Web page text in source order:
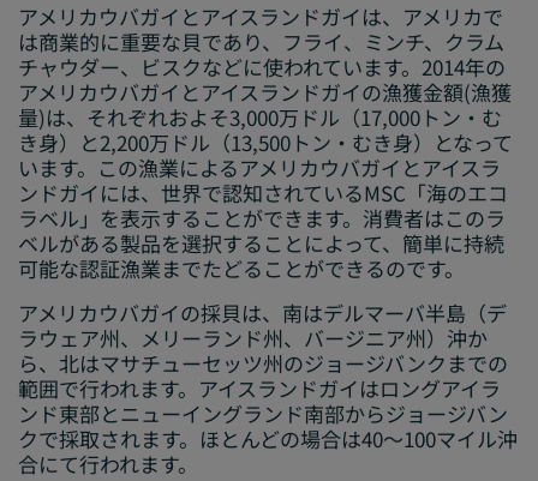
アメリカウバガイとアイスランドガイは、アメリカで
は商業的に重要な貝であり、フライ、ミンチ、クラム
チャウダー、ビスクなどに使われています。2014年の
アメリカウバガイとアイスランドガイの漁獲金額(漁獲
量)は、それぞれおよそ3,000万ドル（17,000トン・む
き身）と2,200万ドル（13,500トン・むき身）となって
います。この漁業によるアメリカウバガイとアイスラ
ンドガイには、世界で認知されているMSC「海のエコ
ラベル」を表示することができます。消費者はこのラ
ベルがある製品を選択することによって、簡単に持続
可能な認証漁業までたどることができるのです。
アメリカウバガイの採貝は、南はデルマーバ半島（デ
ラウェア州、メリーランド州、バージニア州）沖か
ら、北はマサチューセッツ州のジョージバンクまでの
範囲で行われます。アイスランドガイはロングアイラ
ンド東部とニューイングランド南部からジョージバン
クで採取されます。ほとんどの場合は40～100マイル沖
合にて行われます。